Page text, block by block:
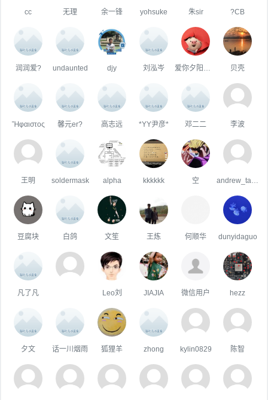
cc 无理 余一锋 yohsuke 朱sir ?CB
润润爱? undaunted djy 刘泓岑 贝壳
Ἥφαιστος 馨元er? 高志远 *YY尹彦* 邓二二 李波
王明 soldermask alpha kkkkkk 空
豆腐块 白鸽 文笙 王炼 何顺华 dunyidaguo
凡了凡 Leo刘 JIAJIA 微信用户 hezz
夕文 话一川烟雨 狐狸羊 zhong kylin0829 陈智